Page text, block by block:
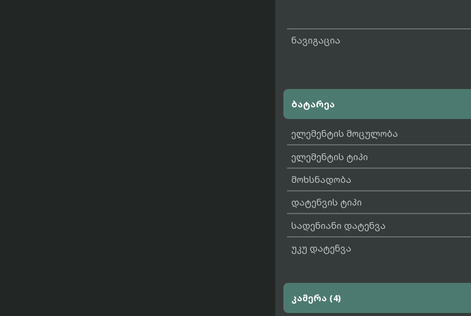
ნავიგაცია
ბატარეა
ელემენტის მოცულობა
ელემენტის ტიპი
მოხსნადობა
დატენვის ტიპი
სადენიანი დატენვა
უკუ დატენვა
კამერა (4)